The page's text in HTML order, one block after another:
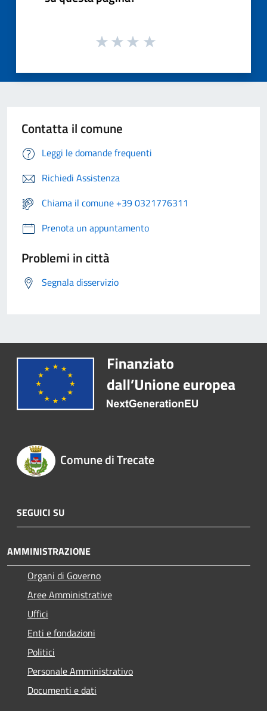
Contatta il comune
Leggi le domande frequenti
Richiedi Assistenza
Chiama il comune +39 0321776311
Prenota un appuntamento
Problemi in città
Segnala disservizio
Comune di Trecate
SEGUICI SU
AMMINISTRAZIONE
Organi di Governo
Aree Amministrative
Uffici
Enti e fondazioni
Politici
Personale Amministrativo
Documenti e dati